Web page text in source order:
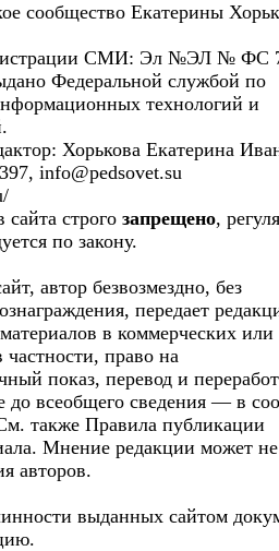
сообщество Екатерины
СМИ: Эл №ЭЛ № ФС
Федеральной службой по
технологий и
Хорькова Екатерина
info@pedsovet.su
строго запрещено,
по закону.
автор безвозмездно, без
передает
в коммерческих или
право на
показ, перевод и
до всеобщего сведения — в
также Правила публикации
Мнение редакции может не
авторов.
выданных сайтом